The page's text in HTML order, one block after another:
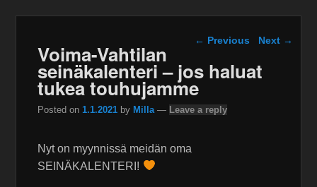
Post navigation
← Previous Next →
Voima-Vahtilan
seinäkalenteri – jos haluat
tukea touhujamme
Posted on 1.1.2021 by Milla — Leave a reply
Nyt on myynnissä meidän oma
SEINÄKALENTERI!